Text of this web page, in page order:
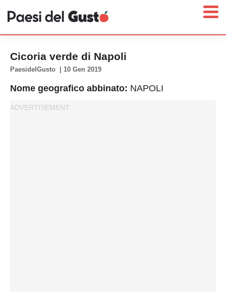
Home
News
Cicoria verde di Napoli
PaesidelGusto 10 Gen 2019
Nome geografico abbinato: NAPOLI